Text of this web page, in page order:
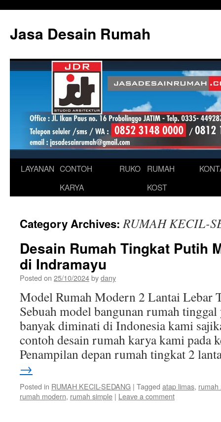
content
Jasa Desain Rumah
LAYANAN CONTOH
KARYA
RUKO
RUMAH
KOST
Category Archives:RUMAH KECIL-
Desain Rumah Tingkat Putih
di Indramayu
Posted on 25/10/2024bydany
Model Rumah Modern 2 Lantai Lebar
Sebuah model bangunan rumah tinggal
banyak diminati di Indonesia kami
contoh desain rumah karya kami pada
Penampilan depan rumah tingkat 2
→
Posted in RUMAH KECIL-SEDANG | Tagged atap limas, rumah
rumah modern, rumah simple | Leave a comment